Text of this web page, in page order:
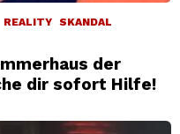
REALITY SKANDAL
der
dir sofort Hilfe!